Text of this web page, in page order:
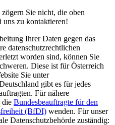
Sie nicht, die oben
uns zu kontaktieren!
Ihrer Daten gegen das
datenschutzrechtlichen
worden sind, können Sie
Diese ist für Österreich
Sie unter
gibt es für jedes
Für nähere
die Bundesbeauftragte für den
(BfDI) wenden. Für unser
Datenschutzbehörde zuständig: